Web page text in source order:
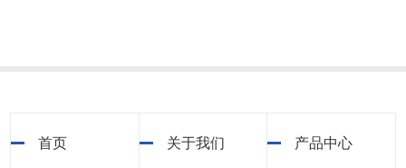
首页 关于我们 产品中心